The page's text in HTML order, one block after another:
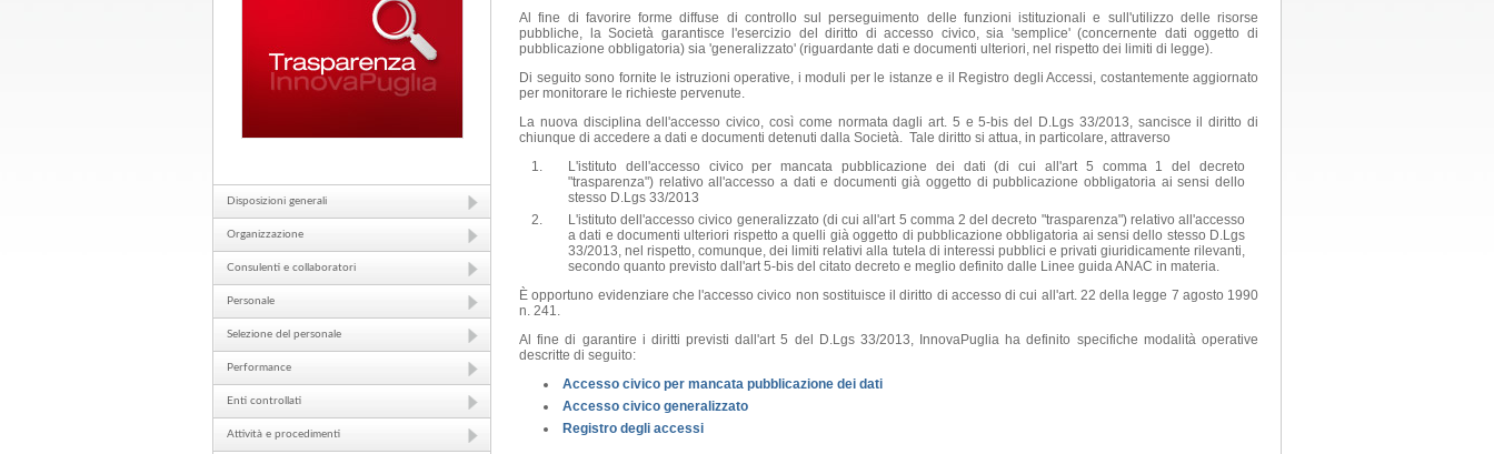
Disposizioni generali
Organizzazione
Consulenti e collaboratori
Personale
Selezione del personale
Performance
Enti controllati
Attività e procedimenti
Al fine di favorire forme diffuse di controllo sul perseguimento delle funzioni istituzionali e sull'utilizzo delle risorse
pubbliche, la Società garantisce l'esercizio del diritto di accesso civico, sia 'semplice' (concernente dati oggetto di
pubblicazione obbligatoria) sia 'generalizzato' (riguardante dati e documenti ulteriori, nel rispetto dei limiti di legge).
Di seguito sono fornite le istruzioni operative, i moduli per le istanze e il Registro degli Accessi, costantemente aggiornato
per monitorare le richieste pervenute.
La nuova disciplina dell'accesso civico, così come normata dagli art. 5 e 5-bis del D.Lgs 33/2013, sancisce il diritto di
chiunque di accedere a dati e documenti detenuti dalla Società. Tale diritto si attua, in particolare, attraverso
L'istituto dell'accesso civico per mancata pubblicazione dei dati (di cui all'art 5 comma 1 del decreto
"trasparenza") relativo all'accesso a dati e documenti già oggetto di pubblicazione obbligatoria ai sensi dello
stesso D.Lgs 33/2013
L'istituto dell'accesso civico generalizzato (di cui all'art 5 comma 2 del decreto "trasparenza") relativo all'accesso
a dati e documenti ulteriori rispetto a quelli già oggetto di pubblicazione obbligatoria ai sensi dello stesso D.Lgs
33/2013, nel rispetto, comunque, dei limiti relativi alla tutela di interessi pubblici e privati giuridicamente rilevanti,
secondo quanto previsto dall'art 5-bis del citato decreto e meglio definito dalle Linee guida ANAC in materia.
È opportuno evidenziare che l'accesso civico non sostituisce il diritto di accesso di cui all'art. 22 della legge 7 agosto 1990
n. 241.
Al fine di garantire i diritti previsti dall'art 5 del D.Lgs 33/2013, InnovaPuglia ha definito specifiche modalità operative
descritte di seguito:
Accesso civico per mancata pubblicazione dei dati
Accesso civico generalizzato
Registro degli accessi